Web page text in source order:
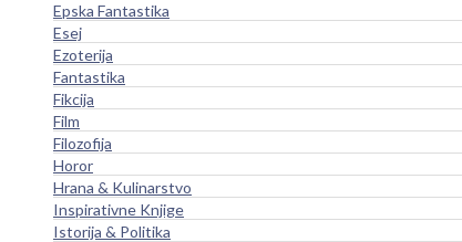
Epska Fantastika
Esej
Ezoterija
Fantastika
Fikcija
Film
Filozofija
Horor
Hrana & Kulinarstvo
Inspirativne Knjige
Istorija & Politika